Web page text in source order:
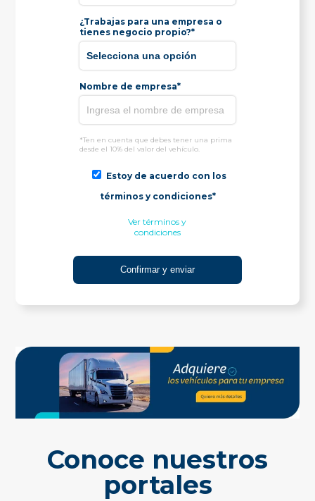
¿Trabajas para una empresa o
tienes negocio propio?*
Nombre de empresa*
*Ten en cuenta que debes tener una prima
desde el 10% del valor del vehículo.
Estoy de acuerdo con los
términos y condiciones*
Ver términos y
condiciones
Conoce nuestros
portales